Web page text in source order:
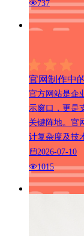
737
官网制作中
官方网站是企
示窗口，更是
关键阵地。官
计复杂度及
2026-07-10
1015